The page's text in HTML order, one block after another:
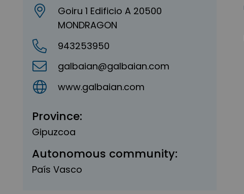
Goiru 1 Edificio A 20500
MONDRAGON
943253950
galbaian@galbaian.com
www.galbaian.com
Province:
Gipuzcoa
Autonomous community:
País Vasco